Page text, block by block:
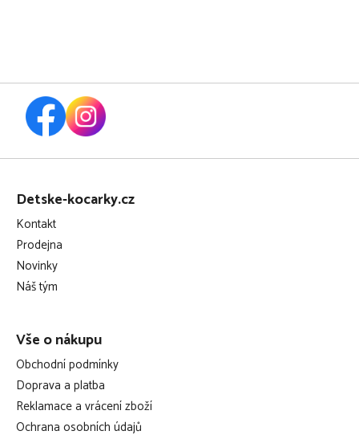
Z
Detske-kocarky.cz
Kontakt
Prodejna
Novinky
Náš tým
Vše o nákupu
Obchodní podmínky
Doprava a platba
Reklamace a vrácení zboží
Ochrana osobních údajů